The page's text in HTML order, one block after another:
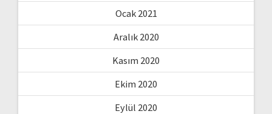
Ocak 2021
Aralık 2020
Kasım 2020
Ekim 2020
Eylül 2020